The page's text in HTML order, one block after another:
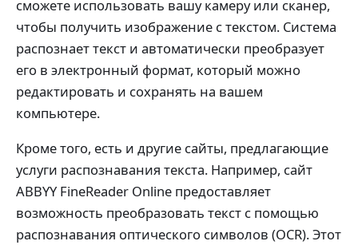
сможете использовать вашу камеру или сканер,
чтобы получить изображение с текстом. Система
распознает текст и автоматически преобразует
его в электронный формат, который можно
редактировать и сохранять на вашем
компьютере.
Кроме того, есть и другие сайты, предлагающие
услуги распознавания текста. Например, сайт
ABBYY FineReader Online предоставляет
возможность преобразовать текст с помощью
распознавания оптического символов (OCR). Этот